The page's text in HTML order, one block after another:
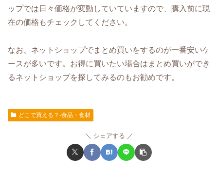
ップでは日々価格が変動していていますので、購入前に現
在の価格もチェックしてください。
なお、ネットショップでまとめ買いをするのが一番安いケ
ースが多いです。お得に買いたい場合はまとめ買いができ
るネットショップを探してみるのもお勧めです。
どこで買える？-食品・食材
シェアする